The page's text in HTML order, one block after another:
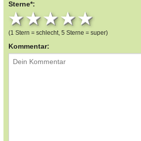
Sterne*:
4 stars
3 stars
2 stars
1 star
(1 Stern = schlecht, 5 Sterne = super)
Kommentar: